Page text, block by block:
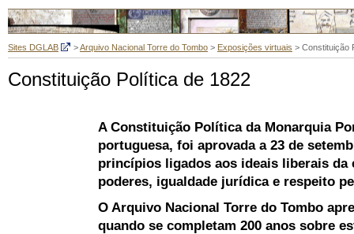
Sites DGLAB >Arquivo Nacional Torre do Tombo > Exposições virtuais > Constituição
Constituição Política de 1822
A Constituição Política da Monarquia
portuguesa, foi aprovada a 23 de
princípios ligados aos ideais liberais da
poderes, igualdade jurídica e respeito
O Arquivo Nacional Torre do Tombo
quando se completam 200 anos sobre